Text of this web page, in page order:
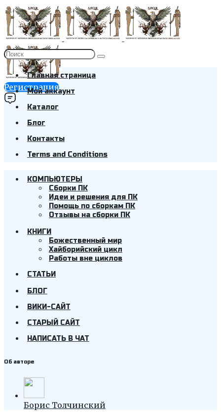
Регистрация
Главная страница
Мой аккаунт
Каталог
Блог
Контакты
Terms and Conditions
КОМПЬЮТЕРЫ
Cборки ПК
Идеи и решения для ПК
Помощь по сборкам ПК
Отзывы на сборки ПК
КНИГИ
Божественный мир
Хайборийский цикл
Работы вне циклов
СТАТЬИ
БЛОГ
ВИКИ-САЙТ
СТАРЫЙ САЙТ
НАПИСАТЬ В ЧАТ
Об авторе
Борис Толчинский